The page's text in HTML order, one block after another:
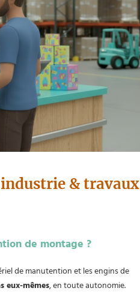
& travaux
de montage ?
de manutention et les engins de
eux-mêmes, en toute autonomie.